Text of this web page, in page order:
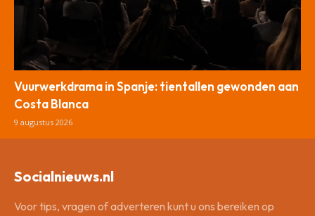
Vuurwerkdrama in Spanje: tientallen gewonden aan
Costa Blanca
9 augustus 2026
Socialnieuws.nl
Voor tips, vragen of adverteren kunt u ons bereiken op